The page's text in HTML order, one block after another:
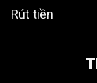
Rút tiền